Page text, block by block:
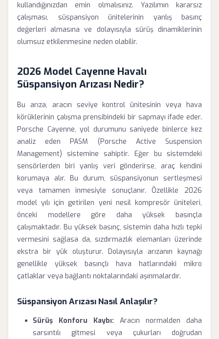
kullandığınızdan emin olmalısınız. Yazılımın kararsız
çalışması, süspansiyon ünitelerinin yanlış basınç
değerleri almasına ve dolayısıyla sürüş dinamiklerinin
olumsuz etkilenmesine neden olabilir.
2026 Model Cayenne Havalı
Süspansiyon Arızası Nedir?
Bu arıza, aracın seviye kontrol ünitesinin veya hava
körüklerinin çalışma prensibindeki bir sapmayı ifade eder.
Porsche Cayenne, yol durumunu saniyede binlerce kez
analiz eden PASM (Porsche Active Suspension
Management) sistemine sahiptir. Eğer bu sistemdeki
sensörlerden biri yanlış veri gönderirse, araç kendini
korumaya alır. Bu durum, süspansiyonun sertleşmesi
veya tamamen inmesiyle sonuçlanır. Özellikle 2026
model yılı için getirilen yeni nesil kompresör üniteleri,
önceki modellere göre daha yüksek basınçla
çalışmaktadır. Bu yüksek basınç, sistemin daha hızlı tepki
vermesini sağlasa da, sızdırmazlık elemanları üzerinde
ekstra bir yük oluşturur. Dolayısıyla arızanın kaynağı
genellikle yüksek basınçlı hava hatlarındaki mikro
çatlaklar veya bağlantı noktalarındaki aşınmalardır.
Süspansiyon Arızası Nasıl Anlaşılır?
Sürüş Konforu Kaybı: Aracın normalden daha
sarsıntılı gitmesi veya çukurları doğrudan